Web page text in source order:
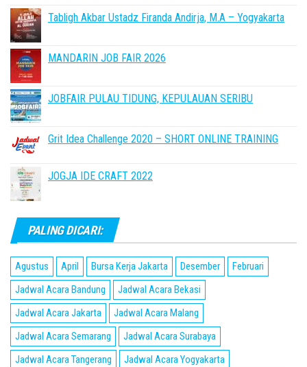
Tabligh Akbar Ustadz Firanda Andirja, M.A – Yogyakarta
MANDARIN JOB FAIR 2026
JOBFAIR PULAU TIDUNG, KEPULAUAN SERIBU
Grit Idea Challenge 2020 – SHORT ONLINE TRAINING
JOGJA IDE CRAFT 2022
PALING DICARI:
Agustus April Bursa Kerja Jakarta Desember
Februari
Jadwal Acara Bandung
Jadwal Acara Bekasi
Jadwal Acara Jakarta
Jadwal Acara Malang
Jadwal Acara Semarang
Jadwal Acara Surabaya
Jadwal Acara Tangerang
Jadwal Acara Yogyakarta